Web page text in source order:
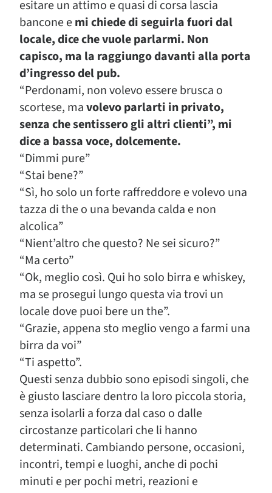
esitare un attimo e quasi di corsa lascia
bancone emi chiede di seguirla fuori dal
locale, dice che vuole parlarmi. Non
capisco, ma la raggiungo davanti alla porta
d’ingresso del pub.
“Perdonami, non volevo essere brusca o
scortese, mavolevo parlarti in privato,
senza che sentissero gli altri clienti”, mi
dice a bassa voce, dolcemente.
“Dimmi pure”
“Stai bene?”
“Sì, ho solo un forte raffreddore e volevo una
tazza di the o una bevanda calda e non
alcolica”
“Nient’altro che questo? Ne sei sicuro?”
“Ma certo”
“Ok, meglio così. Qui ho solo birra e whiskey,
ma se prosegui lungo questa via trovi un
locale dove puoi bere un the”.
“Grazie, appena sto meglio vengo a farmi una
birra da voi”
“Ti aspetto”.
Questi senza dubbio sono episodi singoli, che
è giusto lasciare dentro la loro piccola storia,
senza isolarli a forza dal caso o dalle
circostanze particolari che li hanno
determinati. Cambiando persone, occasioni,
incontri, tempi e luoghi, anche di pochi
minuti e per pochi metri, reazioni e